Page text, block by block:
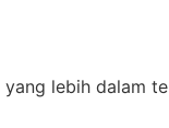
lebih dalam